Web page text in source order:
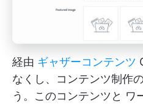
経由 ギャザーコンテンツ
なくし、コンテンツ制作
う。このコンテンツと ワ